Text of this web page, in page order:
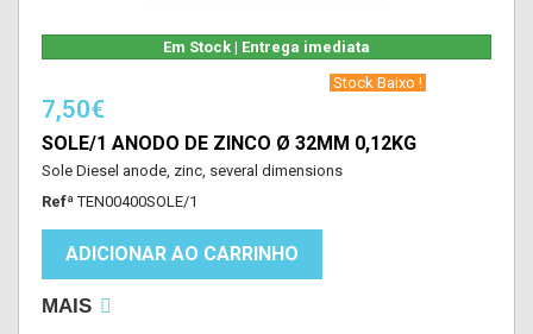
Em Stock | Entrega imediata
‎ Stock Baixo !‎ ‎
7,50€
SOLE/1 ANODO DE ZINCO Ø 32MM 0,12KG
Sole Diesel anode, zinc, several dimensions
Refª TEN00400SOLE/1
ADICIONAR AO CARRINHO
MAIS